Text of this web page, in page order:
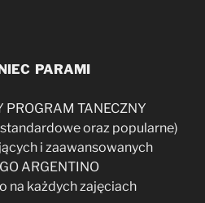
PARAMI
PROGRAM TANECZNY
oraz popularne)
i zaawansowanych
ARGENTINO
na każdych zajęciach